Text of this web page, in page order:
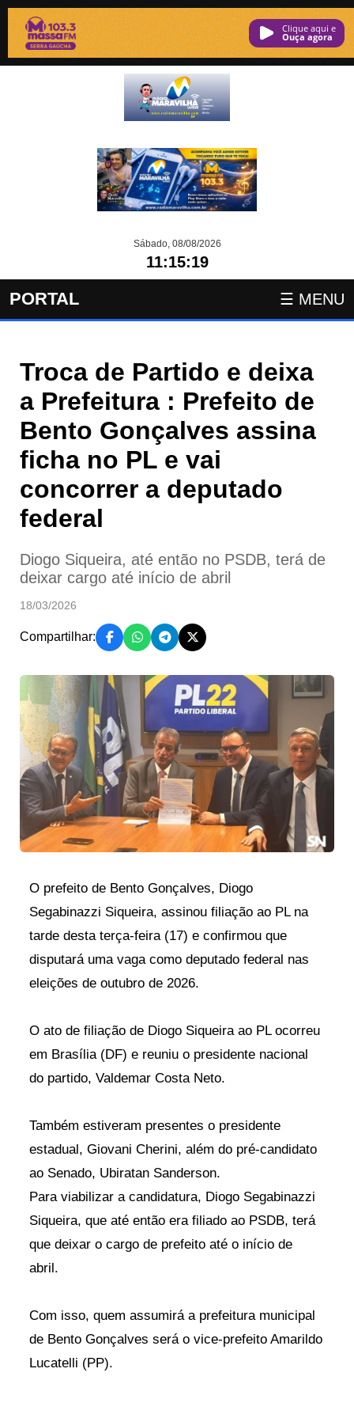
Clique aqui e
ouça agora
Sábado, 08/08/2026
11:15:19
PORTAL ☰ MENU
Troca de Partido e deixa
a Prefeitura : Prefeito de
Bento Gonçalves assina
ficha no PL e vai
concorrer a deputado
federal
Diogo Siqueira, até então no PSDB, terá de
deixar cargo até início de abril
18/03/2026
Compartilhar:
O prefeito de Bento Gonçalves, Diogo
Segabinazzi Siqueira, assinou filiação ao PL na
tarde desta terça-feira (17) e confirmou que
disputará uma vaga como deputado federal nas
eleições de outubro de 2026.
O ato de filiação de Diogo Siqueira ao PL ocorreu
em Brasília (DF) e reuniu o presidente nacional
do partido, Valdemar Costa Neto.
Também estiveram presentes o presidente
estadual, Giovani Cherini, além do pré-candidato
ao Senado, Ubiratan Sanderson.
Para viabilizar a candidatura, Diogo Segabinazzi
Siqueira, que até então era filiado ao PSDB, terá
que deixar o cargo de prefeito até o início de
abril.
Com isso, quem assumirá a prefeitura municipal
de Bento Gonçalves será o vice-prefeito Amarildo
Lucatelli (PP).